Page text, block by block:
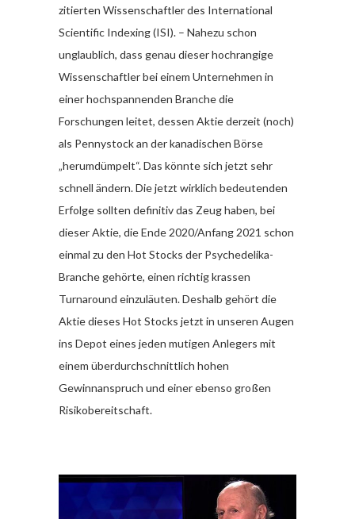
zitierten Wissenschaftler des International
Scientific Indexing (ISI). – Nahezu schon
unglaublich, dass genau dieser hochrangige
Wissenschaftler bei einem Unternehmen in
einer hochspannenden Branche die
Forschungen leitet, dessen Aktie derzeit (noch)
als Pennystock an der kanadischen Börse
„herumdümpelt“. Das könnte sich jetzt sehr
schnell ändern. Die jetzt wirklich bedeutenden
Erfolge sollten definitiv das Zeug haben, bei
dieser Aktie, die Ende 2020/Anfang 2021 schon
einmal zu den Hot Stocks der Psychedelika-
Branche gehörte, einen richtig krassen
Turnaround einzuläuten. Deshalb gehört die
Aktie dieses Hot Stocks jetzt in unseren Augen
ins Depot eines jeden mutigen Anlegers mit
einem überdurchschnittlich hohen
Gewinnanspruch und einer ebenso großen
Risikobereitschaft.